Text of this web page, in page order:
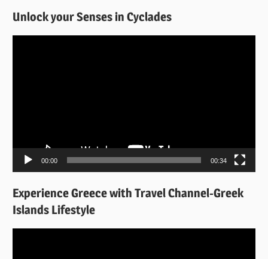
Unlock your Senses in Cyclades
00:00 00:34
Experience Greece with Travel Channel-Greek
Islands Lifestyle